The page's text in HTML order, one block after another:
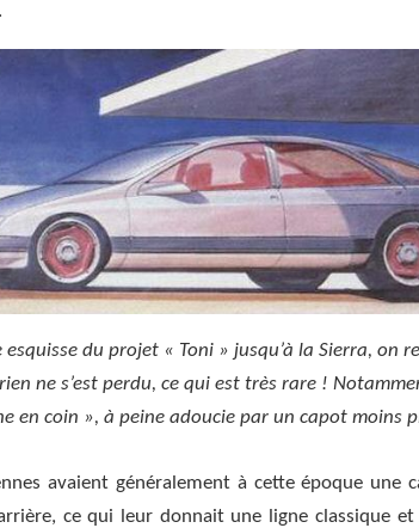
esquisse du projet « Toni » jusqu’à la Sierra, on
ne s’est perdu, ce qui est très rare !
en coin », à peine adoucie par un capot moins
avaient généralement à cette époque une
ce qui leur donnait une ligne classique